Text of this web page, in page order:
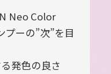
Neo Color
ーの”次”を目
発色の良さ